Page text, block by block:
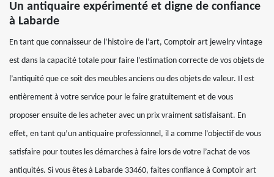
Un antiquaire expérimenté et digne de confiance
à Labarde
En tant que connaisseur de l’histoire de l’art, Comptoir art jewelry vintage
est dans la capacité totale pour faire l’estimation correcte de vos objets de
l’antiquité que ce soit des meubles anciens ou des objets de valeur. Il est
entièrement à votre service pour le faire gratuitement et de vous
proposer ensuite de les acheter avec un prix vraiment satisfaisant. En
effet, en tant qu’un antiquaire professionnel, il a comme l’objectif de vous
satisfaire pour toutes les démarches à faire lors de votre l’achat de vos
antiquités. Si vous êtes à Labarde 33460, faites confiance à Comptoir art